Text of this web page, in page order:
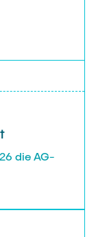
die AG-